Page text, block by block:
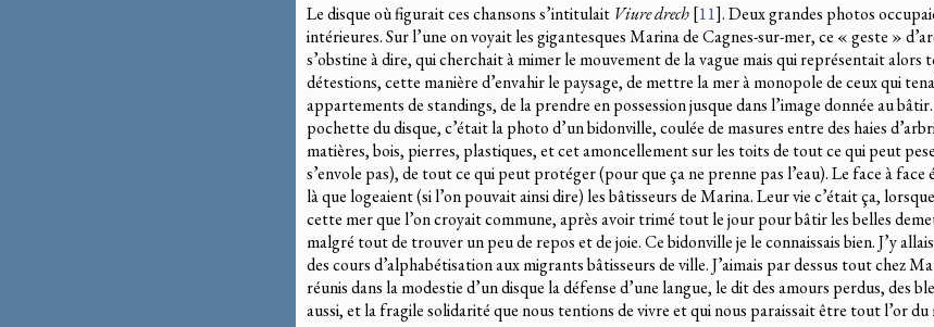
Le disque où figurait ces chansons s’intitulait Viure drech[11]. Deux grandes photos
intérieures. Sur l’une on voyait les gigantesques Marina de Cagnes-sur-mer, ce « geste »
s’obstine à dire, qui cherchait à mimer le mouvement de la vague mais qui représentait alors
détestions, cette manière d’envahir le paysage, de mettre la mer à monopole de ceux qui
appartements de standings, de la prendre en possession jusque dans l’image donnée au
pochette du disque, c’était la photo d’un bidonville, coulée de masures entre des haies
matières, bois, pierres, plastiques, et cet amoncellement sur les toits de tout ce qui peut
s’envole pas), de tout ce qui peut protéger (pour que ça ne prenne pas l’eau). Le face à
là que logeaient (si l’on pouvait ainsi dire) les bâtisseurs de Marina. Leur vie c’était ça,
cette mer que l’on croyait commune, après avoir trimé tout le jour pour bâtir les belles
malgré tout de trouver un peu de repos et de joie. Ce bidonville je le connaissais bien. J’y
des cours d’alphabétisation aux migrants bâtisseurs de ville. J’aimais par dessus tout chez
réunis dans la modestie d’un disque la défense d’une langue, le dit des amours perdus, des
aussi, et la fragile solidarité que nous tentions de vivre et qui nous paraissait être tout l’or du